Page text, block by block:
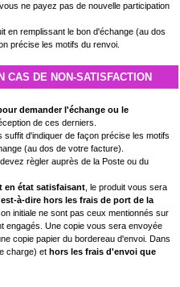
, vous ne payez pas de nouvelle participation
en remplissant le bon d'échange (au dos
précise les motifs du renvoi.
CAS DE NON-SATISFACTION
demander l'échange ou le
de ces derniers.
suffit d'indiquer de façon précise les motifs
(au dos de votre facture).
devez règler auprès de la Poste ou du
en état satisfaisant , le produit vous sera
à-dire hors les frais de port de la
initiale ne sont pas ceux mentionnés sur
engagés. Une copie vous sera envoyée
copie papier du bordereau d'envoi. Dans
charge) et hors les frais d'envoi que